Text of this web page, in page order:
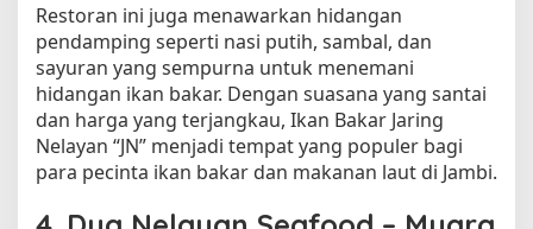
Restoran ini juga menawarkan hidangan
pendamping seperti nasi putih, sambal, dan
sayuran yang sempurna untuk menemani
hidangan ikan bakar. Dengan suasana yang santai
dan harga yang terjangkau, Ikan Bakar Jaring
Nelayan “JN” menjadi tempat yang populer bagi
para pecinta ikan bakar dan makanan laut di Jambi.